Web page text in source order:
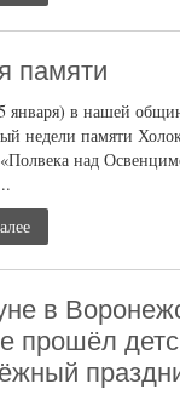
памяти
января) в нашей
недели памяти
над
в
прошёл